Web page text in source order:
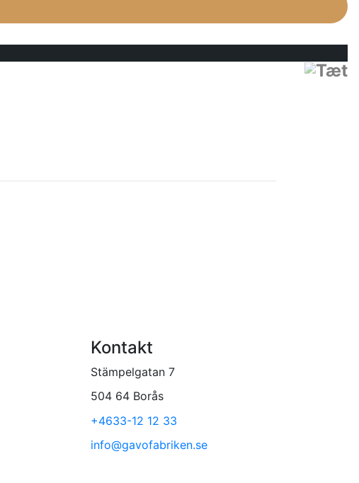
Kontakt
Stämpelgatan 7
504 64 Borås
+4633-12 12 33
info@gavofabriken.se